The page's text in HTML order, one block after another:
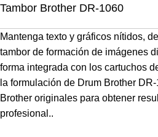
Tambor Brother DR-1060
Mantenga texto y gráficos nítidos,
tambor de formación de imágenes
forma integrada con los cartuchos
la formulación de Drum Brother
Brother originales para obtener
profesional..